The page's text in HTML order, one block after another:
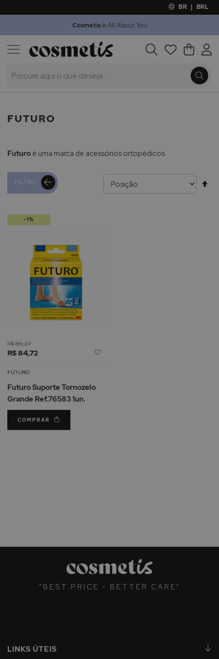
BR | BRL
Cosmetisis All About You
Procura O Meu
Outlet
FUTURO
Futuro é uma marca de acessórios ortopédicos.
FILTRO
R$ 84,72
R$ 85,27
FUTURO
Futuro Suporte Tornozelo
Grande Ref.76583 1un.
COMPRAR
-1%
"BEST PRICE - BETTER CARE"
LINKS ÚTEIS